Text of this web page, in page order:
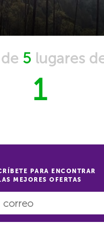
de 5 lugares
1
PARA ENCONTRAR
MEJORES OFERTAS